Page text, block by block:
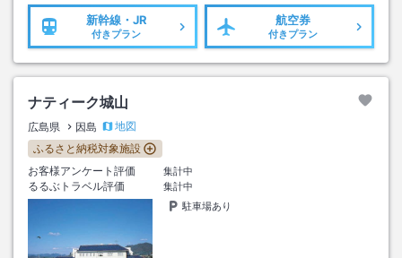
新幹線・JR
付きプラン
航空券
付きプラン
ナティーク城山
広島県 因島
地図
ふるさと納税対象施設
お客様アンケート評価
集計中
るるぶトラベル評価
集計中
駐車場あり